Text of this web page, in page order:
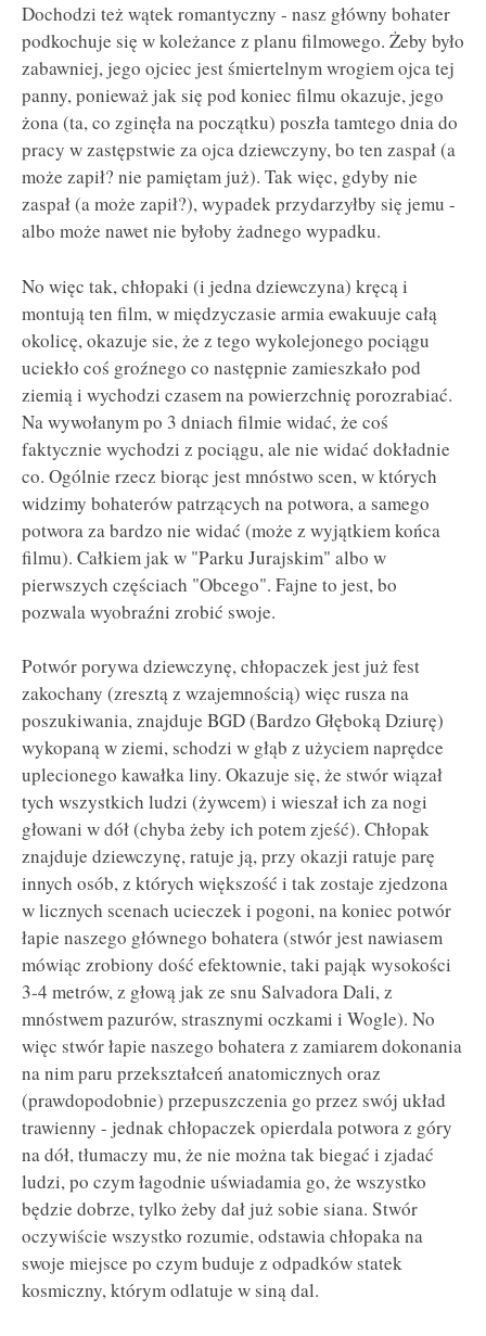
Dochodzi też wątek romantyczny - nasz główny bohater
podkochuje się w koleżance z planu filmowego. Żeby było
zabawniej, jego ojciec jest śmiertelnym wrogiem ojca tej
panny, ponieważ jak się pod koniec filmu okazuje, jego
żona (ta, co zginęła na początku) poszła tamtego dnia do
pracy w zastępstwie za ojca dziewczyny, bo ten zaspał (a
może zapił? nie pamiętam już). Tak więc, gdyby nie
zaspał (a może zapił?), wypadek przydarzyłby się jemu -
albo może nawet nie byłoby żadnego wypadku.
No więc tak, chłopaki (i jedna dziewczyna) kręcą i
montują ten film, w międzyczasie armia ewakuuje całą
okolicę, okazuje sie, że z tego wykolejonego pociągu
uciekło coś groźnego co następnie zamieszkało pod
ziemią i wychodzi czasem na powierzchnię porozrabiać.
Na wywołanym po 3 dniach filmie widać, że coś
faktycznie wychodzi z pociągu, ale nie widać dokładnie
co. Ogólnie rzecz biorąc jest mnóstwo scen, w których
widzimy bohaterów patrzących na potwora, a samego
potwora za bardzo nie widać (może z wyjątkiem końca
filmu). Całkiem jak w "Parku Jurajskim" albo w
pierwszych częściach "Obcego". Fajne to jest, bo
pozwala wyobraźni zrobić swoje.
Potwór porywa dziewczynę, chłopaczek jest już fest
zakochany (zresztą z wzajemnością) więc rusza na
poszukiwania, znajduje BGD (Bardzo Głęboką Dziurę)
wykopaną w ziemi, schodzi w głąb z użyciem naprędce
uplecionego kawałka liny. Okazuje się, że stwór wiązał
tych wszystkich ludzi (żywcem) i wieszał ich za nogi
głowani w dół (chyba żeby ich potem zjeść). Chłopak
znajduje dziewczynę, ratuje ją, przy okazji ratuje parę
innych osób, z których większość i tak zostaje zjedzona
w licznych scenach ucieczek i pogoni, na koniec potwór
łapie naszego głównego bohatera (stwór jest nawiasem
mówiąc zrobiony dość efektownie, taki pająk wysokości
3-4 metrów, z głową jak ze snu Salvadora Dali, z
mnóstwem pazurów, strasznymi oczkami i Wogle). No
więc stwór łapie naszego bohatera z zamiarem dokonania
na nim paru przekształceń anatomicznych oraz
(prawdopodobnie) przepuszczenia go przez swój układ
trawienny - jednak chłopaczek opierdala potwora z góry
na dół, tłumaczy mu, że nie można tak biegać i zjadać
ludzi, po czym łagodnie uświadamia go, że wszystko
będzie dobrze, tylko żeby dał już sobie siana. Stwór
oczywiście wszystko rozumie, odstawia chłopaka na
swoje miejsce po czym buduje z odpadków statek
kosmiczny, którym odlatuje w siną dal.